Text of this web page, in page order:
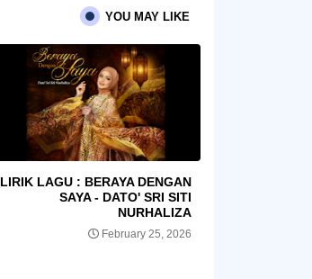
YOU MAY LIKE
LIRIK LAGU : BERAYA DENGAN
SAYA - DATO' SRI SITI
NURHALIZA
February 25, 2026